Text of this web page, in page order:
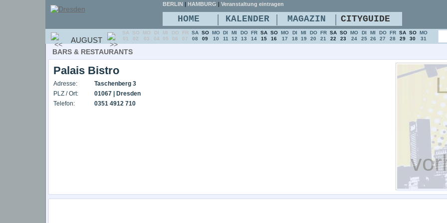
BARS & RESTAURANTS
Palais Bistro
Adresse:
Taschenberg 3
PLZ / Ort:
01067 | Dresden
Telefon:
0351 4912 710
BERLIN | HAMBURG | Veranstaltung eintragen
HOME | KALENDER | MAGAZIN | CITYGUIDE
AUGUST
SA
01
SO
02
MO
03
DI
04
MI
05
DO
06
FR
07
SA
08
SO
09
MO
10
DI
11
MI
12
DO
13
FR
14
SA
15
SO
16
MO
17
DI
18
MI
19
DO
20
FR
21
SA
22
SO
23
MO
24
DI
25
MI
26
DO
27
FR
28
SA
29
SO
30
MO
31